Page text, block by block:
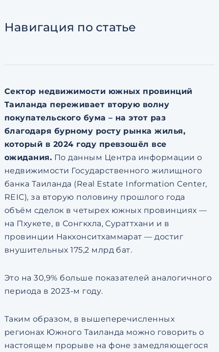
Навигация по статье
Сектор недвижимости южных провинций
Таиланда переживает вторую волну
покупательского бума – на этот раз
благодаря бурному росту рынка жилья,
который в 2024 году превзошёл все
ожидания. По данным Центра информации о
недвижимости Государственного жилищного
банка Таиланда (Real Estate Information Center,
REIC), за вторую половину прошлого года
объём сделок в четырех южных провинциях —
на Пхукете, в Сонгкхла, Сураттхани и в
провинции Накхонситхаммарат — достиг
внушительных 175,2 млрд бат.
Это на 30,9% больше показателей аналогичного
периода в 2023-м году.
Таким образом, в вышеперечисленных
регионах Южного Таиланда можно говорить о
настоящем прорыве на фоне замедляющегося